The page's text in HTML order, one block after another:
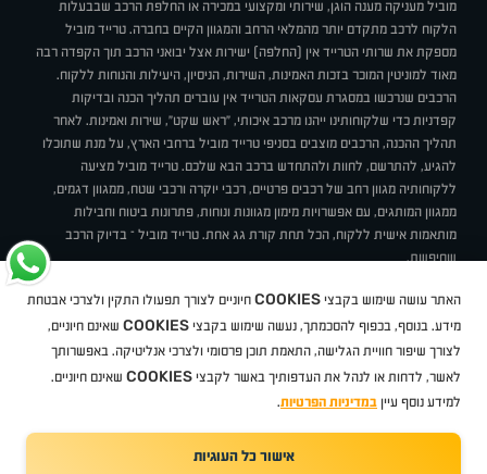
מוביל מעניקה מענה הוגן, שירותי ומקצועי במכירה או החלפת הרכב שבבעלות
הלקוח לרכב מתקדם יותר מהמלאי הרחב והמגוון הקיים בחברה. טרייד מוביל
מספקת את שרותי הטרייד אין (החלפה) ישירות אצל יבואני הרכב תוך הקפדה רבה
מאוד למוניטין המוכר בזכות האמינות, השירות, הניסיון, היעילות והנוחות ללקוח.
הרכבים שנרכשו במסגרת עסקאות הטרייד אין עוברים תהליך הכנה ובדיקות
קפדניות כדי שלקוחותינו ייהנו מרכב איכותי, "ראש שקט", שירות ואמינות. לאחר
תהליך ההכנה, הרכבים מוצבים בסניפי טרייד מוביל ברחבי הארץ, על מנת שתוכלו
להגיע, להתרשם, לחוות ולהתחדש ברכב הבא שלכם. טרייד מוביל מציעה
ללקוחותיה מגוון רחב של רכבים פרטיים, רכבי יוקרה ורכבי שטח, ממגוון דגמים,
ממגוון המותגים, עם אפשרויות מימון מגוונות ונוחות, פתרונות ביטוח וחבילות
מותאמות אישית ללקוח, הכל תחת קורת גג אחת. טרייד מוביל – בדיוק הרכב
שחיפשת.
תקנוןBUY BACKמבצעיםמגזין טרייד מובילאיך זה עובד? דרושים
ניהול העדפות עוגיות
סיטרואן אופלפיג'וMG
Geelyמזדהבי ווי דיצ'רי טסלהניסאןטויוטהדאצ'יהפולקסווגןטסלה
ב מ וולקסוסאאודיסקודהיונדאירנושברולט
TradeMobile instagram
TradeMobile facebook
האתר עושה שימוש בקבצי COOKIES חיוניים לצורך תפעולו התקין ולצרכי אבטחת
מידע. בנוסף, בכפוף להסכמתך, נעשה שימוש בקבצי COOKIES שאינם חיוניים,
לצורך שיפור חוויית הגלישה, התאמת תוכן פרסומי ולצרכי אנליטיקה. באפשרותך
לאשר, לדחות או לנהל את העדפותיך באשר לקבצי COOKIES שאינם חיוניים.
למידע נוסף עיין במדיניות הפרטיות.
אישור כל העוגיות